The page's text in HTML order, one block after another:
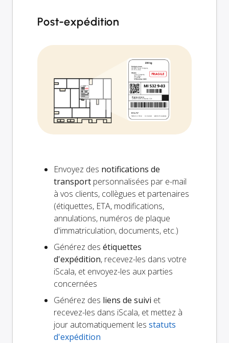
Post-expédition
Envoyez des notifications de
transport personnalisées par e-mail
à vos clients, collègues et partenaires
(étiquettes, ETA, modifications,
annulations, numéros de plaque
d'immatriculation, documents, etc.)
Générez des étiquettes
d'expédition, recevez-les dans votre
iScala, et envoyez-les aux parties
concernées
Générez des liens de suivi et
recevez-les dans iScala, et mettez à
jour automatiquement les statuts
d'expédition